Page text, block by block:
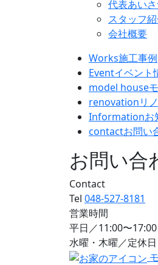
代表あい
スタッフ
会社概要
Works施工事例
Eventイベント
model house
renovationリ
Informationお
contactお問い
お問い合
Contact
Tel 048-527-8181
営業時間
平日／11:00〜
水曜・木曜／定休日